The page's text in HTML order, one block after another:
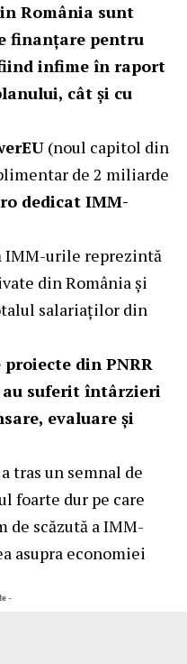
România sunt
finanțare pentru
infime în raport
cât și cu
(noul capitol din
de 2 miliarde
dedicat IMM-
IMM-urile reprezintă
din România și
salariaților din
din PNRR
suferit întârzieri
evaluare și
a tras un semnal de
foarte dur pe care
scăzută a IMM-
asupra economiei
-